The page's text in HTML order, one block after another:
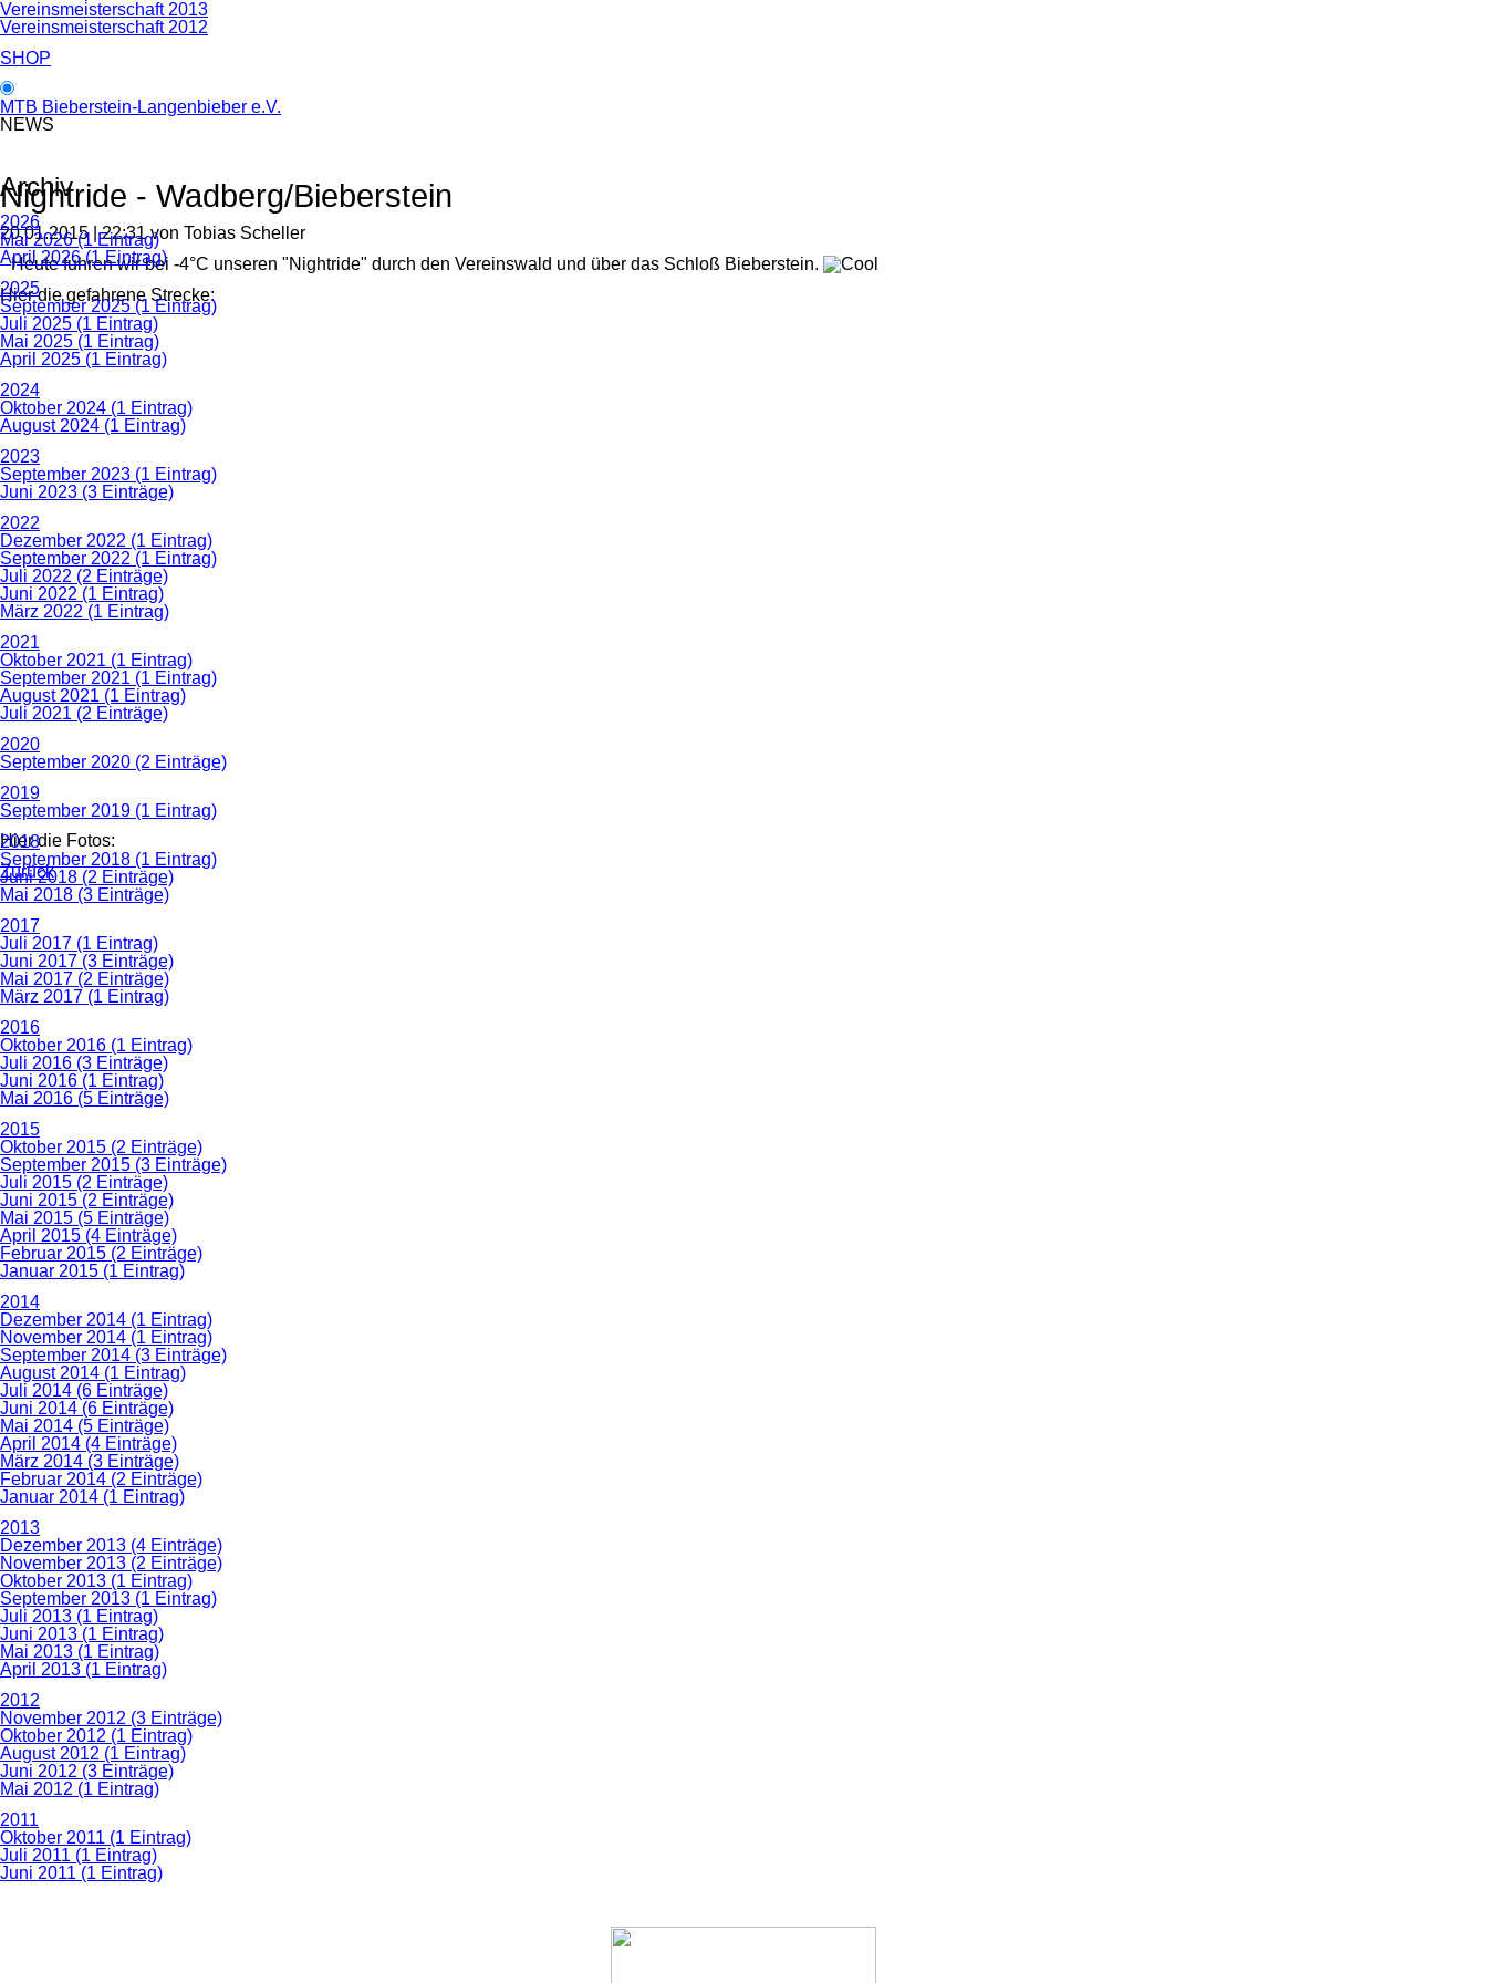
Vereinsmeisterschaft 2013
Vereinsmeisterschaft 2012
SHOP
MTB Bieberstein-Langenbieber e.V.
NEWS
Nightride - Wadberg/Bieberstein
20.01.2015 | 22:31von Tobias Scheller
Heute fuhren wir bei -4°C unseren "Nightride" durch den Vereinswald und über das Schloß Bieberstein.
Hier die gefahrene Strecke:
Hier die Fotos:
Zurück
Archiv
2026
Mai 2026 (1 Eintrag)
April 2026 (1 Eintrag)
2025
September 2025 (1 Eintrag)
Juli 2025 (1 Eintrag)
Mai 2025 (1 Eintrag)
April 2025 (1 Eintrag)
2024
Oktober 2024 (1 Eintrag)
August 2024 (1 Eintrag)
2023
September 2023 (1 Eintrag)
Juni 2023 (3 Einträge)
2022
Dezember 2022 (1 Eintrag)
September 2022 (1 Eintrag)
Juli 2022 (2 Einträge)
Juni 2022 (1 Eintrag)
März 2022 (1 Eintrag)
2021
Oktober 2021 (1 Eintrag)
September 2021 (1 Eintrag)
August 2021 (1 Eintrag)
Juli 2021 (2 Einträge)
2020
September 2020 (2 Einträge)
2019
September 2019 (1 Eintrag)
2018
September 2018 (1 Eintrag)
Juni 2018 (2 Einträge)
Mai 2018 (3 Einträge)
2017
Juli 2017 (1 Eintrag)
Juni 2017 (3 Einträge)
Mai 2017 (2 Einträge)
März 2017 (1 Eintrag)
2016
Oktober 2016 (1 Eintrag)
Juli 2016 (3 Einträge)
Juni 2016 (1 Eintrag)
Mai 2016 (5 Einträge)
2015
Oktober 2015 (2 Einträge)
September 2015 (3 Einträge)
Juli 2015 (2 Einträge)
Juni 2015 (2 Einträge)
Mai 2015 (5 Einträge)
April 2015 (4 Einträge)
Februar 2015 (2 Einträge)
Januar 2015 (1 Eintrag)
2014
Dezember 2014 (1 Eintrag)
November 2014 (1 Eintrag)
September 2014 (3 Einträge)
August 2014 (1 Eintrag)
Juli 2014 (6 Einträge)
Juni 2014 (6 Einträge)
Mai 2014 (5 Einträge)
April 2014 (4 Einträge)
März 2014 (3 Einträge)
Februar 2014 (2 Einträge)
Januar 2014 (1 Eintrag)
2013
Dezember 2013 (4 Einträge)
November 2013 (2 Einträge)
Oktober 2013 (1 Eintrag)
September 2013 (1 Eintrag)
Juli 2013 (1 Eintrag)
Juni 2013 (1 Eintrag)
Mai 2013 (1 Eintrag)
April 2013 (1 Eintrag)
2012
November 2012 (3 Einträge)
Oktober 2012 (1 Eintrag)
August 2012 (1 Eintrag)
Juni 2012 (3 Einträge)
Mai 2012 (1 Eintrag)
2011
Oktober 2011 (1 Eintrag)
Juli 2011 (1 Eintrag)
Juni 2011 (1 Eintrag)